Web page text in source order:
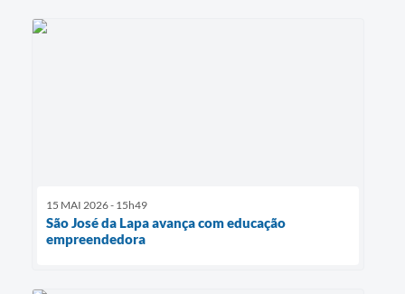
15 MAI 2026 - 15h49
São José da Lapa avança com educação
empreendedora